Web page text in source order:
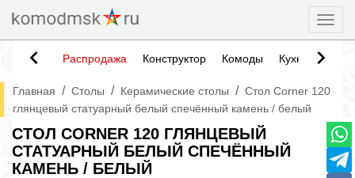
Распродажа Конструктор Комоды Кухни
Главная / Столы / Керамические столы / Стол Corner 120
глянцевый статуарный белый спечённый камень / белый
СТОЛ CORNER 120 ГЛЯНЦЕВЫЙ
СТАТУАРНЫЙ БЕЛЫЙ СПЕЧЁННЫЙ
КАМЕНЬ / БЕЛЫЙ